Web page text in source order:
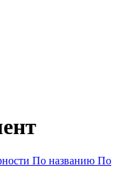
По названию По